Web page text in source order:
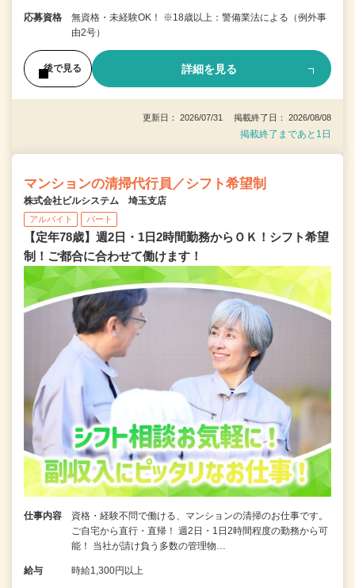
応募資格
無資格・未経験OK！ ※18歳以上：警備業法による（例外事
由2号）
後で見る 詳細を見る
更新日： 2026/07/31 掲載終了日： 2026/08/08
掲載終了まであと1日
マンションの清掃代行員／シフト希望制
株式会社ビルシステム 埼玉支店
アルバイト パート
【定年78歳】週2日・1日2時間勤務からＯＫ！シフト希望
制！ご都合に合わせて働けます！
仕事内容
資格・経験不問で働ける、マンションの清掃のお仕事です。
ご自宅から直行・直帰！ 週2日・1日2時間程度の勤務から可
能！ 当社が請け負う多数の管理物…
給与 時給1,300円以上